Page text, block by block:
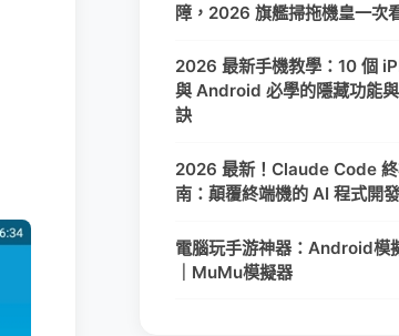
障，2026 旗艦掃拖機皇一次
2026 最新手機教學：10 個
與 Android 必學的隱藏功能
訣
2026 最新！Claude Code
南：顛覆終端機的 AI 程式開
電腦玩手游神器：Android模
｜MuMu模擬器